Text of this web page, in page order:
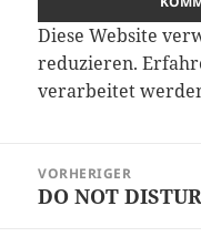
Diese Website
reduzieren.
verarbeitet
VORHERIGER
Vorheriger
DO NOT